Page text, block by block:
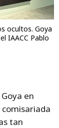
ocultos. Goya
IAACC Pablo
en
comisariada
tan